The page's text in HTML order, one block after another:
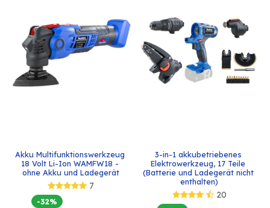
Akku Multifunktionswerkzeug
18 Volt Li-Ion WAMFW18 -
ohne Akku und Ladegerät
7
-32%
3-in-1 akkubetriebenes
Elektrowerkzeug, 17 Teile
(Batterie und Ladegerät nicht
enthalten)
20